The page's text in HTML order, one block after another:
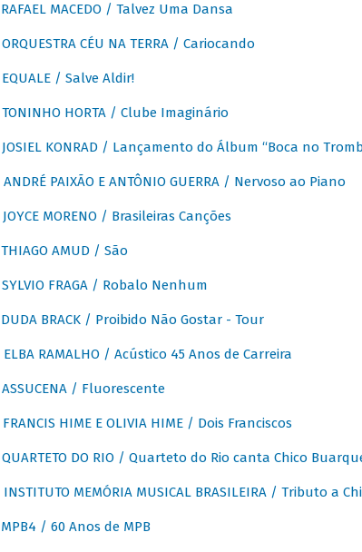
RAFAEL MACEDO / Talvez Uma Dansa
ORQUESTRA CÉU NA TERRA / Cariocando
EQUALE / Salve Aldir!
TONINHO HORTA / Clube Imaginário
JOSIEL KONRAD / Lançamento do Álbum “Boca no
ANDRÉ PAIXÃO E ANTÔNIO GUERRA / Nervoso ao Piano
JOYCE MORENO / Brasileiras Canções
THIAGO AMUD / São
SYLVIO FRAGA / Robalo Nenhum
DUDA BRACK / Proibido Não Gostar - Tour
ELBA RAMALHO / Acústico 45 Anos de Carreira
ASSUCENA / Fluorescente
FRANCIS HIME E OLIVIA HIME / Dois Franciscos
QUARTETO DO RIO / Quarteto do Rio canta Chico
INSTITUTO MEMÓRIA MUSICAL BRASILEIRA / Tributo a
MPB4 / 60 Anos de MPB